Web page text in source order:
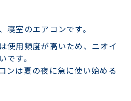
寝室のエアコンです。
使用頻度が高いため、ニオイ
です。
ンは夏の夜に急に使い始める